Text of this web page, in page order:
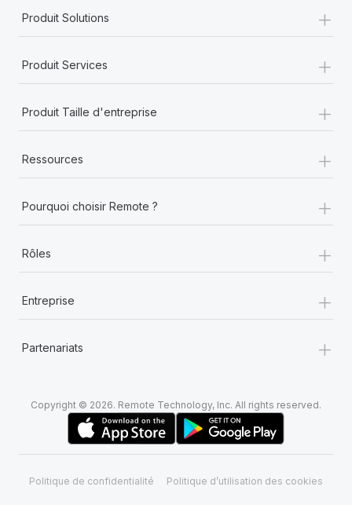
Produit Solutions +
Produit Services +
Produit Taille d'entreprise +
Ressources +
Pourquoi choisir Remote ? +
Rôles +
Entreprise +
Partenariats +
Copyright © 2026. Remote Technology, Inc. All rights reserved.
Politique de confidentialité Politique d’utilisation des cookies